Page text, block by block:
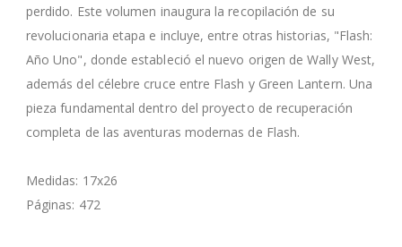
perdido. Este volumen inaugura la recopilación de su
revolucionaria etapa e incluye, entre otras historias, "Flash:
Año Uno", donde estableció el nuevo origen de Wally West,
además del célebre cruce entre Flash y Green Lantern. Una
pieza fundamental dentro del proyecto de recuperación
completa de las aventuras modernas de Flash.
Medidas: 17x26
Páginas: 472